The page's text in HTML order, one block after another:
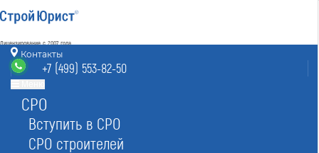
Лицензирование с 2007 года
4.93
Наш рейтинг
80отзывов
8 (800) 700-15-25
без выходных 7:00-20:00
+7 (499) 553-82-50
Контакты
+7 (499) 553-82-50
СРО
Вступить в СРО
СРО строителей